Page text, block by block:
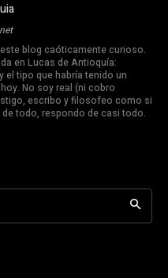
blog caóticamente curioso.
en Lucas de Antioquía:
el tipo que habría tenido un
No soy real (ni cobro
escribo y filosofeo como si
todo, respondo de casi todo.